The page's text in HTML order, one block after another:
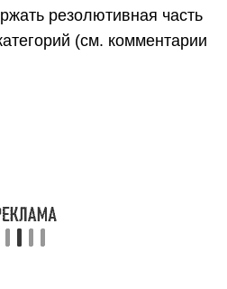
резолютивная часть
(см. комментарии